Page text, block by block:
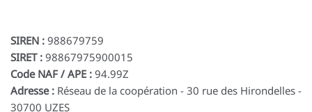
SIREN : 988679759
SIRET : 98867975900015
Code NAF / APE : 94.99Z
Adresse : Réseau de la coopération - 30 rue des Hirondelles -
30700 UZES